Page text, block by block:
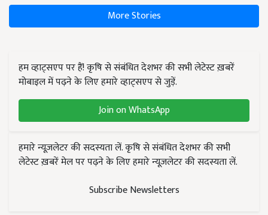
More Stories
हम व्हाट्सएप पर हैं! कृषि से संबंधित देशभर की सभी लेटेस्ट ख़बरें
मोबाइल में पढ़ने के लिए हमारे व्हाट्सएप से जुड़ें.
Join on WhatsApp
हमारे न्यूज़लेटर की सदस्यता लें. कृषि से संबंधित देशभर की सभी
लेटेस्ट ख़बरें मेल पर पढ़ने के लिए हमारे न्यूज़लेटर की सदस्यता लें.
Subscribe Newsletters